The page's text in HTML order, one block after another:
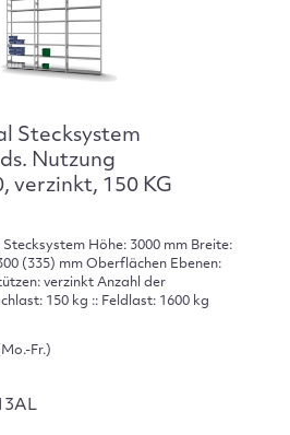
Stecksystem
Nutzung
verzinkt, 150 KG
Höhe: 3000 mm Breite:
(335) mm Oberflächen Ebenen:
verzinkt Anzahl der
150 kg :: Feldlast: 1600 kg
Fr.)